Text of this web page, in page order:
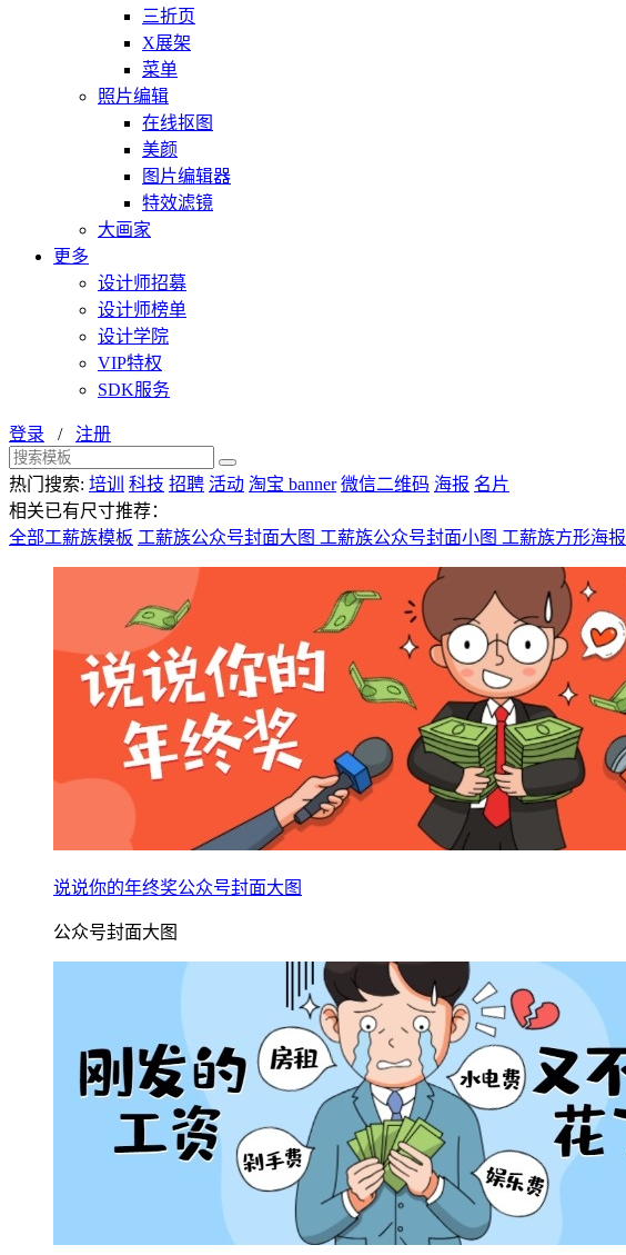
三折页
X展架
菜单
照片编辑
在线抠图
美颜
图片编辑器
特效滤镜
大画家
更多
设计师招募
设计师榜单
设计学院
VIP特权
SDK服务
登录 / 注册
热门搜索: 培训 科技 招聘 活动 淘宝 banner 微信二维码 海报 名片
相关已有尺寸推荐：
全部工薪族模板 工薪族公众号封面大图 工薪族公众号封面小图 工薪族方形海报
说说你的年终奖公众号封面大图
公众号封面大图